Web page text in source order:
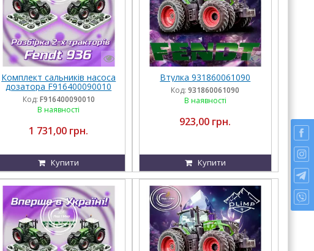
Комплект сальників насоса
дозатора F916400090010
Код: F916400090010
В наявності
1 731,00 грн.
Купити
Втулка 931860061090
Код: 931860061090
В наявності
923,00 грн.
Купити